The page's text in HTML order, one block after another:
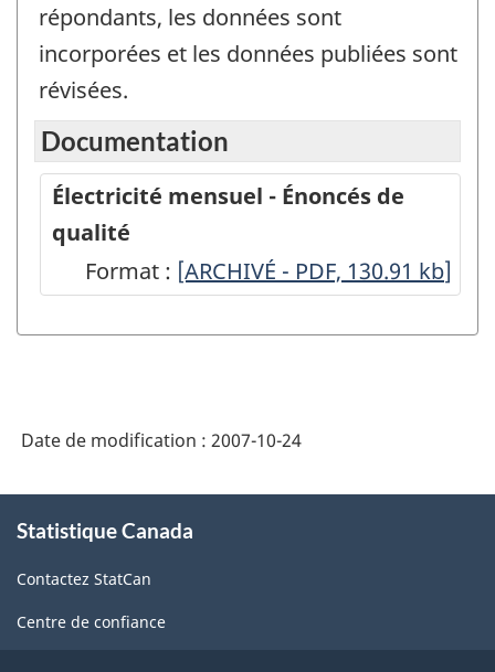
répondants, les données sont
incorporées et les données publiées sont
révisées.
Documentation
Électricité mensuel - Énoncés de
qualité
Format : Électricité
-
qualité
-
ARCHIVÉ
[ARCHIVÉ - PDF, 130.91 kb]
Date de modification : 2007-10-24
propos
ce
site
Statistique Canada
Contactez StatCan
Centre de confiance